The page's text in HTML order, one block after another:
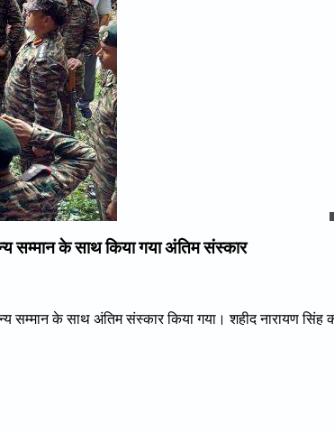
सम्मान के साथ किया गया अंतिम संस्कार
सम्मान के साथ अंतिम संस्कार किया गया। शहीद नारायण सिंह